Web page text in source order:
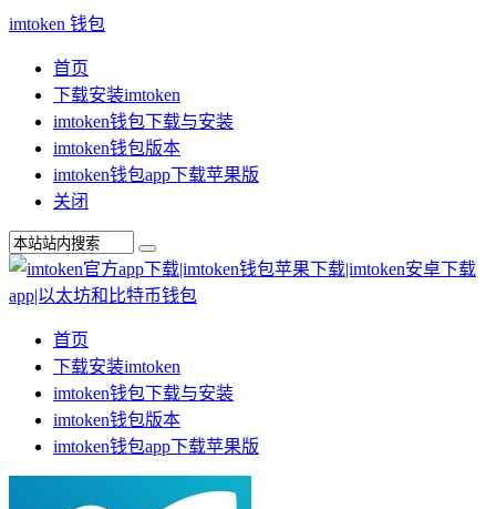
imtoken 钱包
首页
下载安装imtoken
imtoken钱包下载与安装
imtoken钱包版本
imtoken钱包app下载苹果版
关闭
首页
下载安装imtoken
imtoken钱包下载与安装
imtoken钱包版本
imtoken钱包app下载苹果版